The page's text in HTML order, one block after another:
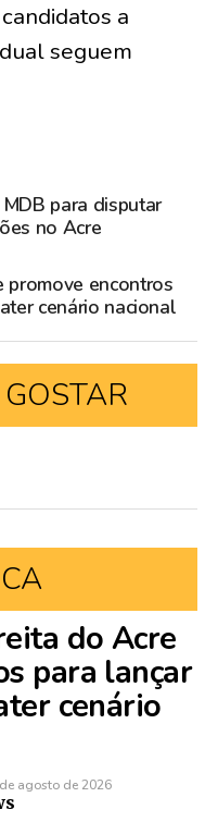
a
seguem
para disputar
no Acre
promove encontros
cenário nacional
do Acre
para lançar
cenário
agosto de 2026